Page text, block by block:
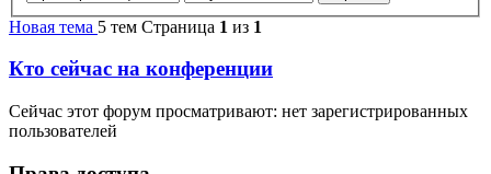
Новая тема 5 тем Страница 1 из 1
Кто сейчас на конференции
Сейчас этот форум просматривают: нет зарегистрированных
пользователей